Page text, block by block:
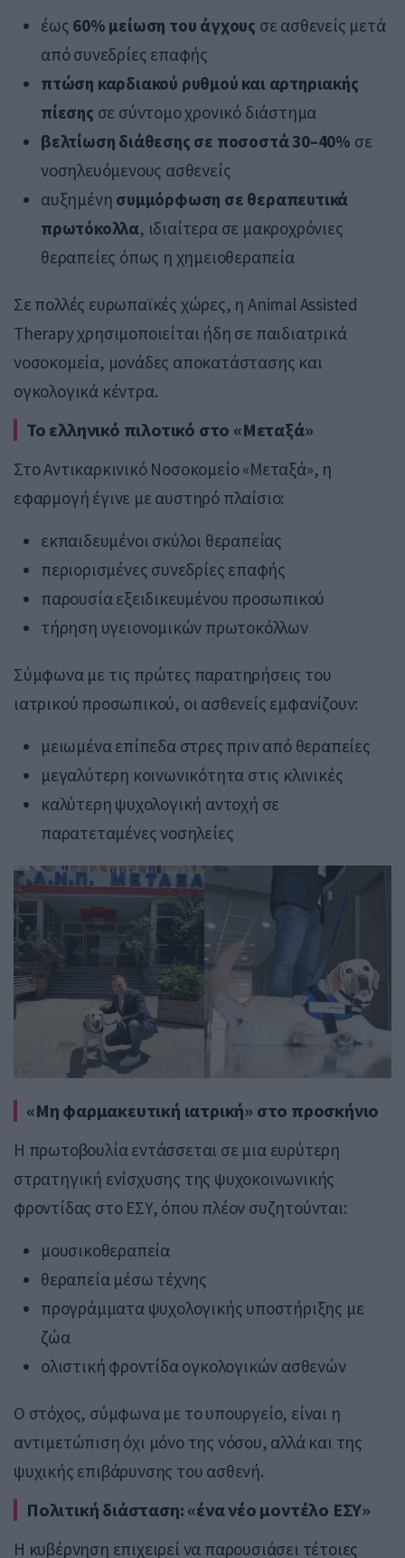
έως 60% μείωση του άγχους σε ασθενείς μετά
από συνεδρίες επαφής
πτώση καρδιακού ρυθμού και αρτηριακής
πίεσης σε σύντομο χρονικό διάστημα
βελτίωση διάθεσης σε ποσοστά 30–40% σε
νοσηλευόμενους ασθενείς
αυξημένη συμμόρφωση σε θεραπευτικά
πρωτόκολλα, ιδιαίτερα σε μακροχρόνιες
θεραπείες όπως η χημειοθεραπεία
Σε πολλές ευρωπαϊκές χώρες, η Animal Assisted
Therapy χρησιμοποιείται ήδη σε παιδιατρικά
νοσοκομεία, μονάδες αποκατάστασης και
ογκολογικά κέντρα.
Το ελληνικό πιλοτικό στο «Μεταξά»
Στο Αντικαρκινικό Νοσοκομείο «Μεταξά», η
εφαρμογή έγινε με αυστηρό πλαίσιο:
εκπαιδευμένοι σκύλοι θεραπείας
περιορισμένες συνεδρίες επαφής
παρουσία εξειδικευμένου προσωπικού
τήρηση υγειονομικών πρωτοκόλλων
Σύμφωνα με τις πρώτες παρατηρήσεις του
ιατρικού προσωπικού, οι ασθενείς εμφανίζουν:
μειωμένα επίπεδα στρες πριν από θεραπείες
μεγαλύτερη κοινωνικότητα στις κλινικές
καλύτερη ψυχολογική αντοχή σε
παρατεταμένες νοσηλείες
«Μη φαρμακευτική ιατρική» στο προσκήνιο
Η πρωτοβουλία εντάσσεται σε μια ευρύτερη
στρατηγική ενίσχυσης της ψυχοκοινωνικής
φροντίδας στο ΕΣΥ, όπου πλέον συζητούνται:
μουσικοθεραπεία
θεραπεία μέσω τέχνης
προγράμματα ψυχολογικής υποστήριξης με
ζώα
ολιστική φροντίδα ογκολογικών ασθενών
Ο στόχος, σύμφωνα με το υπουργείο, είναι η
αντιμετώπιση όχι μόνο της νόσου, αλλά και της
ψυχικής επιβάρυνσης του ασθενή.
Πολιτική διάσταση: «ένα νέο μοντέλο ΕΣΥ»
Η κυβέρνηση επιχειρεί να παρουσιάσει τέτοιες